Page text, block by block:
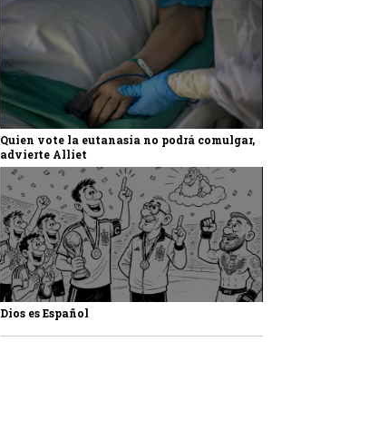
Quien vote la eutanasia no podrá comulgar,
advierte Alliet
Dios es Español